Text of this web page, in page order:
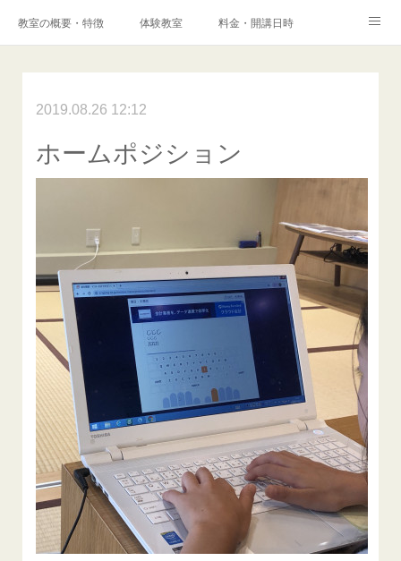
教室の概要・特徴 体験教室 料金・開講日時
港南台プログラミング教室コンテスト・検定
保護者様からの声 メディア掲載実績
2019.08.26 12:12
ホームポジション